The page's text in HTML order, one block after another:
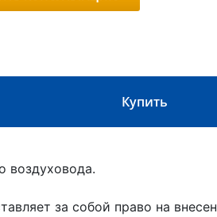
Купить
воздуховода.
за собой право на